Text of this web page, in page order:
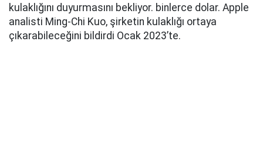
kulaklığını duyurmasını bekliyor. binlerce dolar. Apple
analisti Ming-Chi Kuo, şirketin kulaklığı ortaya
çıkarabileceğini bildirdi Ocak 2023’te.